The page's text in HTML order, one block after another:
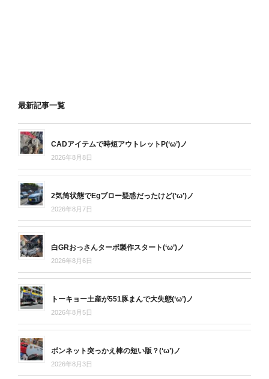
最新記事一覧
CADアイテムで時短アウトレットP(‘ω’)ノ
2026年8月8日
2気筒状態でEgブロー疑惑だったけど(‘ω’)ノ
2026年8月7日
白GRおっさんターボ製作スタート(‘ω’)ノ
2026年8月6日
トーキョー土産が551豚まんで大失態(‘ω’)ノ
2026年8月5日
ボンネット突っかえ棒の短い版？(‘ω’)ノ
2026年8月3日